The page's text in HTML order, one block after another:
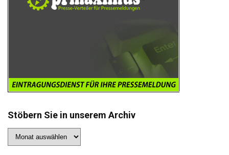
Stöbern Sie in unserem Archiv
Sie